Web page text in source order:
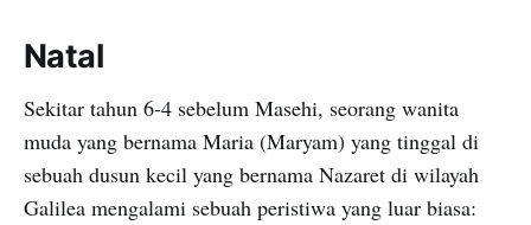
Natal
Sekitar tahun 6-4 sebelum Masehi, seorang wanita
muda yang bernama Maria (Maryam) yang tinggal di
sebuah dusun kecil yang bernama Nazaret di wilayah
Galilea mengalami sebuah peristiwa yang luar biasa: